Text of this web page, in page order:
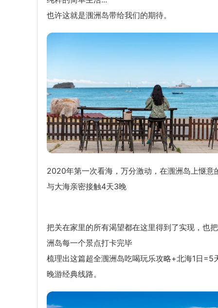
也许这就是涠洲岛带给我们的期待。
2020年第一次看海，万分激动，在涠洲岛上惬意
与大海亲密接触4天3晚
把关在家里的所有渴望都在这里得到了实现，也
洲岛每一个景点打卡完毕
梳理出这篇超全涠洲岛吃喝玩乐攻略+北海1日=5
晚游经典线路。